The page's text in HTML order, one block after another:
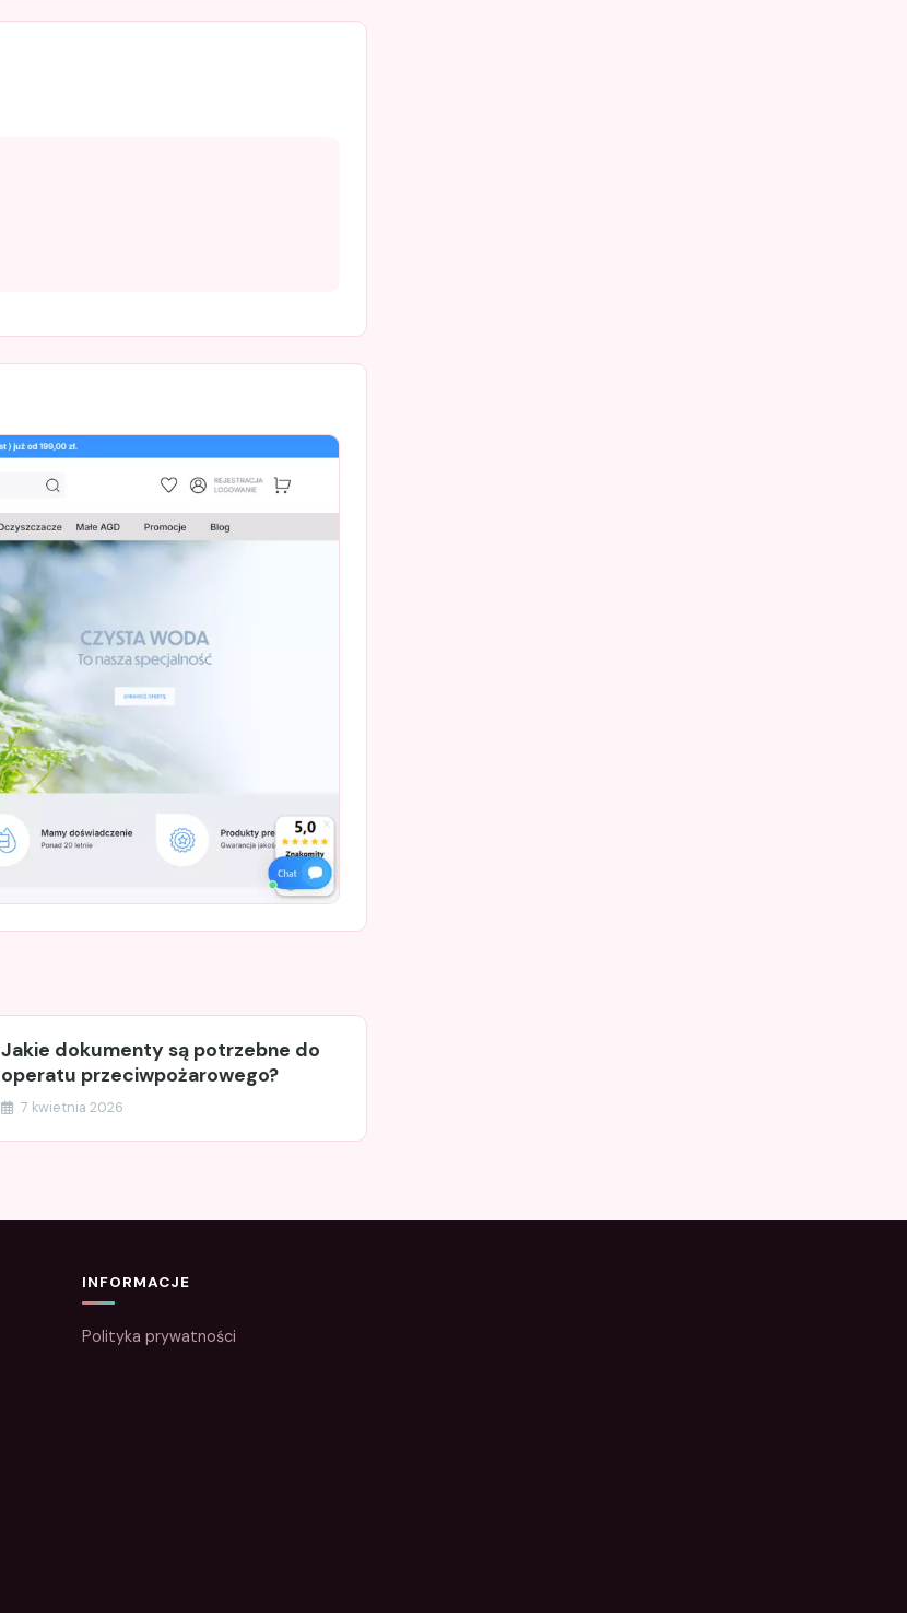
Jakie dokumenty są potrzebne do
operatu przeciwpożarowego?
7 kwietnia 2026
INFORMACJE
Polityka prywatności